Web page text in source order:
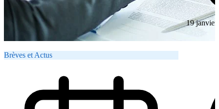
Brèves et Actus
19 janvier